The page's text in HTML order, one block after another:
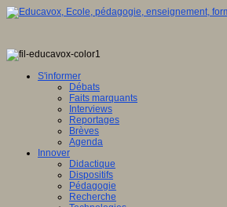
S'informer
Débats
Faits marquants
Interviews
Reportages
Brèves
Agenda
Innover
Didactique
Dispositifs
Pédagogie
Recherche